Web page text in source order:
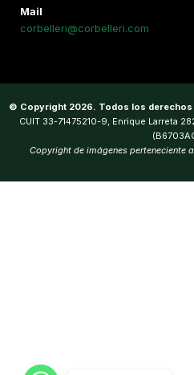
Mail
corbelleri@corbelleri.com
© Copyright 2026. Todos los derechos
CUIT 33-71475210-9, Enrique Larreta
Copyright de imágenes perteneciente